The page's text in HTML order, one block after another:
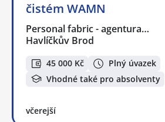
čistém WAMN
Personal fabric - agentura…
Havlíčkův Brod
45 000 Kč
Plný úvazek
Vhodné také pro absolventy
včerejší